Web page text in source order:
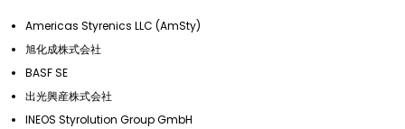
Americas Styrenics LLC (AmSty)
旭化成株式会社
BASF SE
出光興産株式会社
INEOS Styrolution Group GmbH